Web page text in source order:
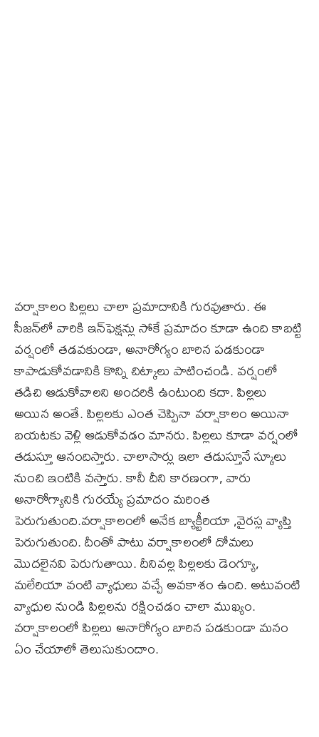
వర్షాకాలం పిల్లలు చాలా ప్రమాదానికి గురవుతారు. ఈ
సీజన్‌లో వారికి ఇన్‌ఫెక్షన్లు సోకే ప్రమాదం కూడా ఉంది కాబట్టి
వర్షంలో తడవకుండా, అనారోగ్యం బారిన పడకుండా
కాపాడుకోవడానికి కొన్ని చిట్కాలు పాటించండి. వర్షంలో
తడిచి ఆడుకోవాలని అందరికి ఉంటుంది కదా. పిల్లలు
అయిన అంతే. పిల్లలకు ఎంత చెప్పినా వర్షాకాలం అయినా
బయటకు వెళ్లి ఆడుకోవడం మానరు. పిల్లలు కూడా వర్షంలో
తడుస్తూ ఆనందిస్తారు. చాలాసార్లు ఇలా తడుస్తూనే స్కూలు
నుంచి ఇంటికి వస్తారు. కానీ దీని కారణంగా, వారు
అనారోగ్యానికి గురయ్యే ప్రమాదం మరింత
పెరుగుతుంది.వర్షాకాలంలో అనేక బ్యాక్టీరియా ,వైరస్ల వ్యాప్తి
పెరుగుతుంది. దీంతో పాటు వర్షాకాలంలో దోమలు
మొదలైనవి పెరుగుతాయి. దీనివల్ల పిల్లలకు డెంగ్యూ,
మలేరియా వంటి వ్యాధులు వచ్చే అవకాశం ఉంది. అటువంటి
వ్యాధుల నుండి పిల్లలను రక్షించడం చాలా ముఖ్యం.
వర్షాకాలంలో పిల్లలు అనారోగ్యం బారిన పడకుండా మనం
ఏం చేయాలో తెలుసుకుందాం.